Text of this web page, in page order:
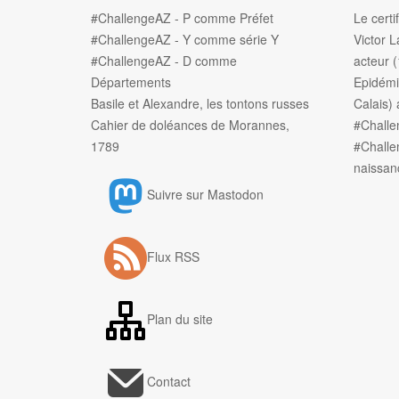
#ChallengeAZ - P comme Préfet
#ChallengeAZ - Y comme série Y
#ChallengeAZ - D comme
Départements
Basile et Alexandre, les tontons russes
Cahier de doléances de Morannes,
1789
Suivre sur Mastodon
Flux RSS
Plan du site
Contact
Le
Victor
acteur
Calais)